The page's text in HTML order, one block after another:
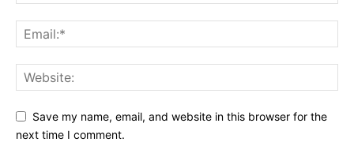
Save my name, email, and website in this browser for the
next time I comment.